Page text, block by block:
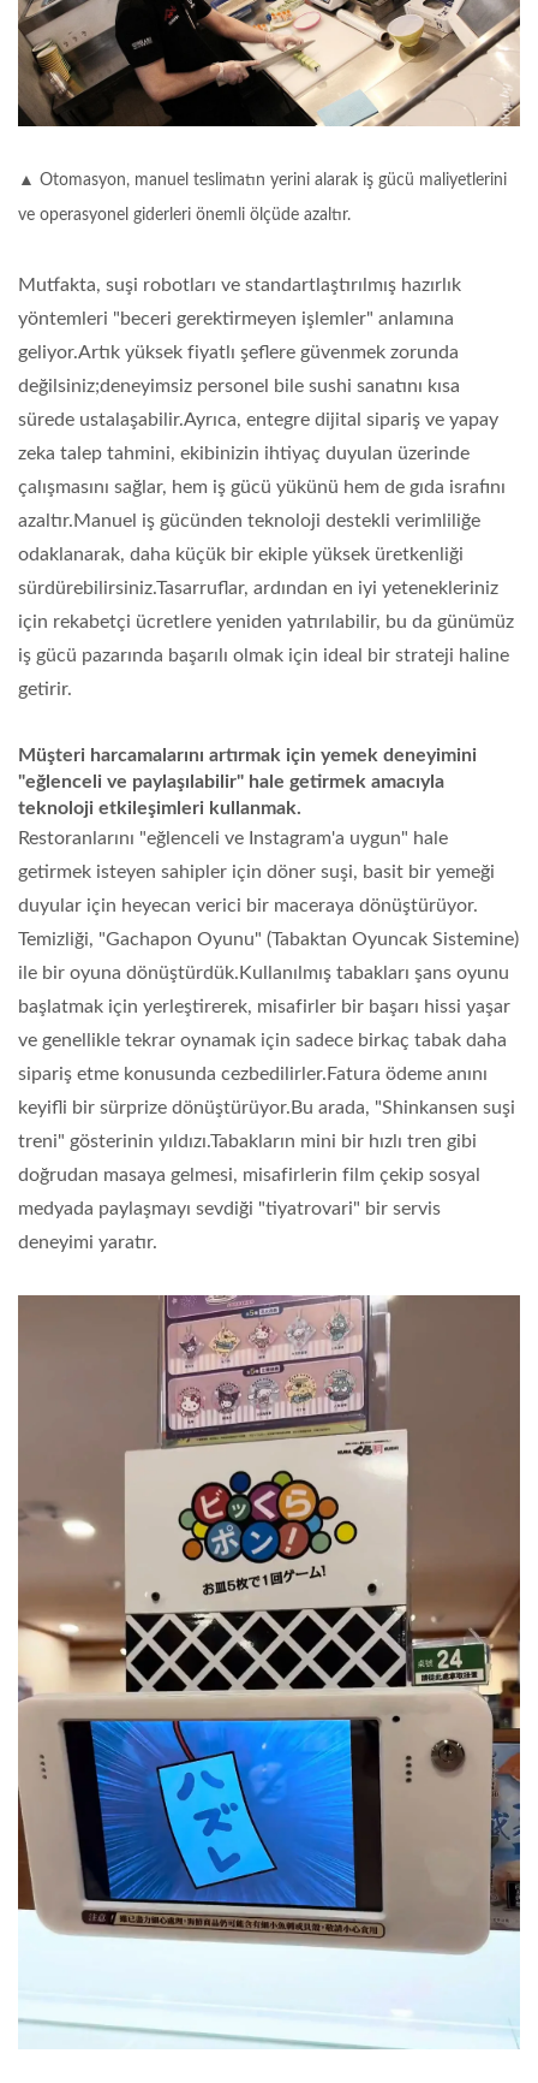
▲ Otomasyon, manuel teslimatın yerini alarak iş gücü maliyetlerini
ve operasyonel giderleri önemli ölçüde azaltır.
Mutfakta, suşi robotları ve standartlaştırılmış hazırlık
yöntemleri "beceri gerektirmeyen işlemler" anlamına
geliyor.Artık yüksek fiyatlı şeflere güvenmek zorunda
değilsiniz;deneyimsiz personel bile sushi sanatını kısa
sürede ustalaşabilir.Ayrıca, entegre dijital sipariş ve yapay
zeka talep tahmini, ekibinizin ihtiyaç duyulan üzerinde
çalışmasını sağlar, hem iş gücü yükünü hem de gıda israfını
azaltır.Manuel iş gücünden teknoloji destekli verimliliğe
odaklanarak, daha küçük bir ekiple yüksek üretkenliği
sürdürebilirsiniz.Tasarruflar, ardından en iyi yetenekleriniz
için rekabetçi ücretlere yeniden yatırılabilir, bu da günümüz
iş gücü pazarında başarılı olmak için ideal bir strateji haline
getirir.
Müşteri harcamalarını artırmak için yemek deneyimini
"eğlenceli ve paylaşılabilir" hale getirmek amacıyla
teknoloji etkileşimleri kullanmak.
Restoranlarını "eğlenceli ve Instagram'a uygun" hale
getirmek isteyen sahipler için döner suşi, basit bir yemeği
duyular için heyecan verici bir maceraya dönüştürüyor.
Temizliği, "Gachapon Oyunu" (Tabaktan Oyuncak Sistemine)
ile bir oyuna dönüştürdük.Kullanılmış tabakları şans oyunu
başlatmak için yerleştirerek, misafirler bir başarı hissi yaşar
ve genellikle tekrar oynamak için sadece birkaç tabak daha
sipariş etme konusunda cezbedilirler.Fatura ödeme anını
keyifli bir sürprize dönüştürüyor.Bu arada, "Shinkansen suşi
treni" gösterinin yıldızı.Tabakların mini bir hızlı tren gibi
doğrudan masaya gelmesi, misafirlerin film çekip sosyal
medyada paylaşmayı sevdiği "tiyatrovari" bir servis
deneyimi yaratır.